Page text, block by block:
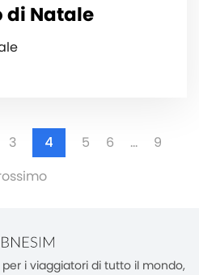
di Natale
3 4 5 6 …
9
per i viaggiatori di tutto il mondo,